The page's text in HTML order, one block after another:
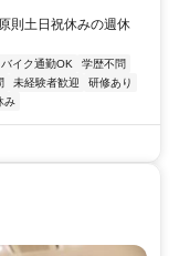
則土日祝休みの週休
バイク通勤OK
学歴不問
未経験者歓迎
研修あり
み